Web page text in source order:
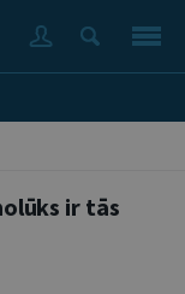
ir tās